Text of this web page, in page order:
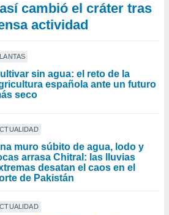
cambió el cráter tras
actividad
sin agua: el reto de la
española ante un futuro
seco
muro súbito de agua, lodo y
arrasa Chitral: las lluvias
desatan el caos en el
de Pakistán